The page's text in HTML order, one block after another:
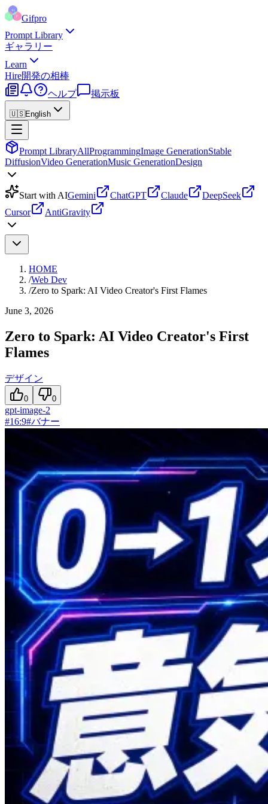
Gifpro
Prompt Library
ギャラリー
Learn
Hire開発の相棒
ヘルプ
掲示板
🇺🇸English
Prompt LibraryAllProgrammingImage GenerationStable
DiffusionVideo GenerationMusic GenerationDesign
Start with AIGemini ChatGPT Claude
DeepSeek
Cursor
AntiGravity
HOME
/Web Dev
/Zero to Spark: AI Video Creator's First Flames
June 3, 2026
Zero to Spark: AI Video Creator's First
Flames
デザイン
0 0
gpt-image-2
#16:9#バナー